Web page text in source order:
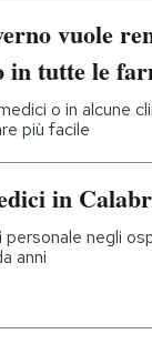
vuole
in tutte le
o in alcune
più facile
in
negli
anni